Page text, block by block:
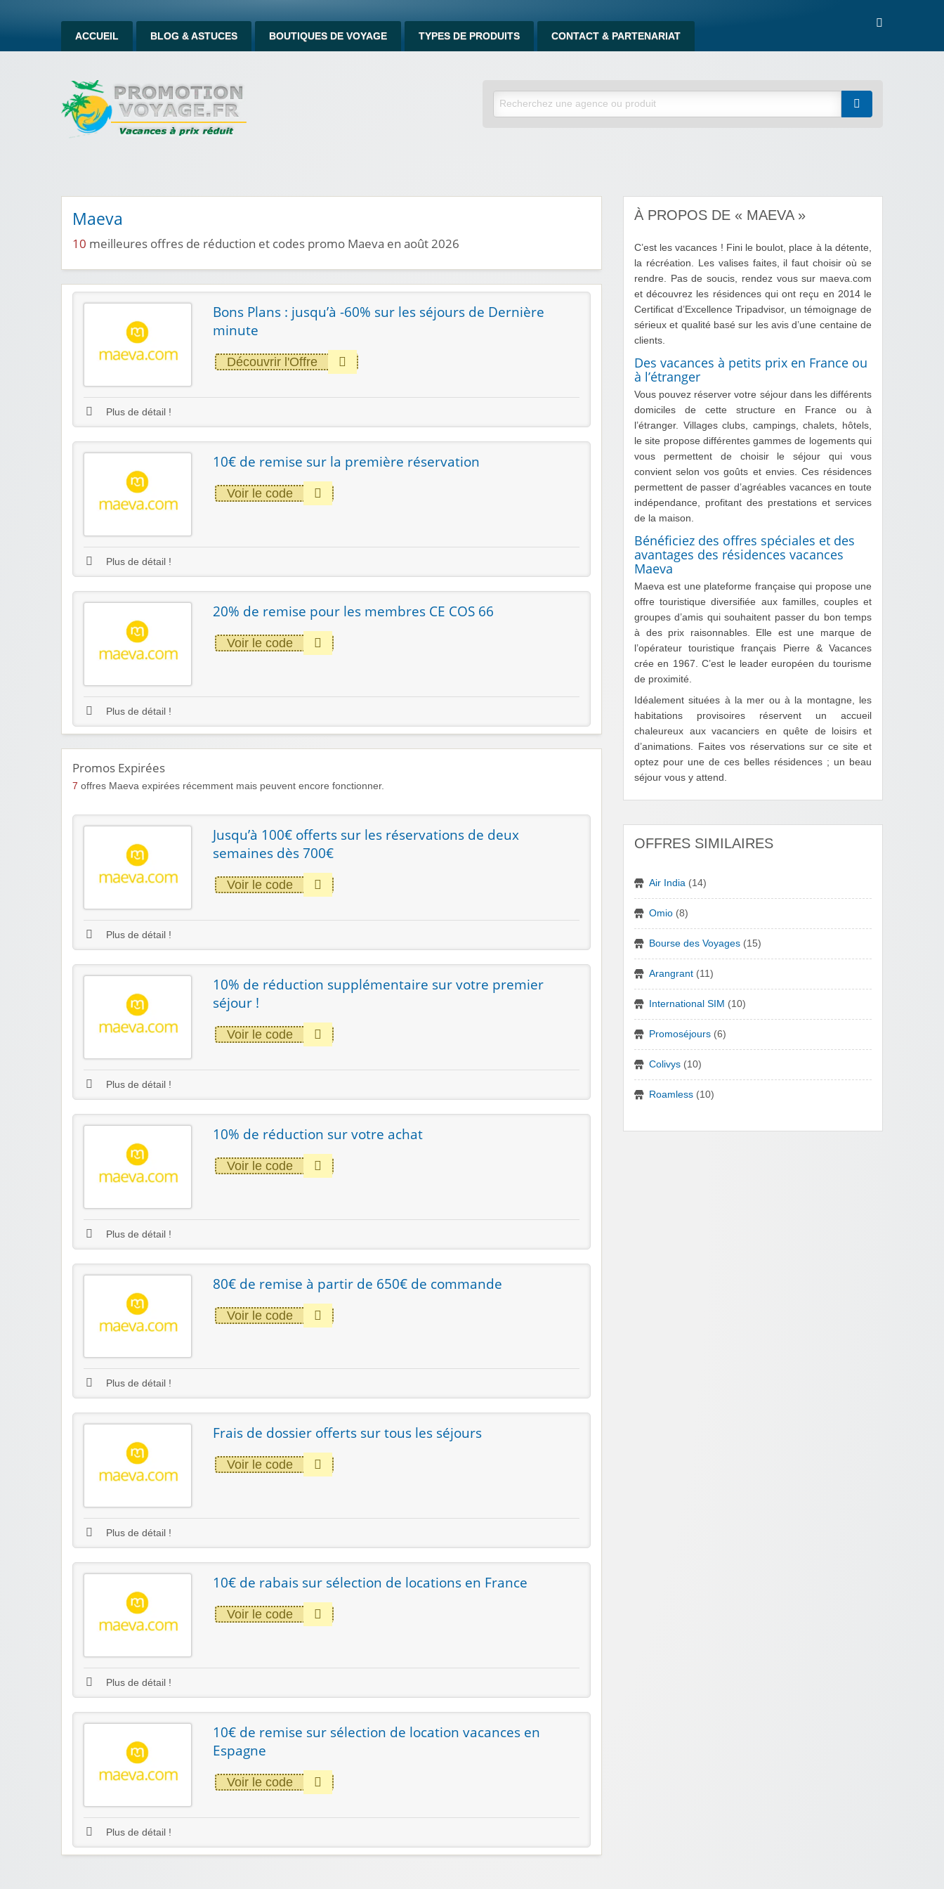
ACCUEIL BLOG & ASTUCES BOUTIQUES DE VOYAGE TYPES DE PRODUITS CONTACT & PARTENARIAT
Maeva
10 meilleures offres de réduction et codes promo Maeva en août 2026
Bons Plans : jusqu’à -60% sur les séjours de Dernière
minute
Découvrir l'Offre
Plus de détail !
10€ de remise sur la première réservation
Voir le code
Plus de détail !
20% de remise pour les membres CE COS 66
Voir le code
Plus de détail !
Promos Expirées
7 offres Maeva expirées récemment mais peuvent encore fonctionner.
Jusqu’à 100€ offerts sur les réservations de deux
semaines dès 700€
Voir le code
Plus de détail !
10% de réduction supplémentaire sur votre premier
séjour !
Voir le code
Plus de détail !
10% de réduction sur votre achat
Voir le code
Plus de détail !
80€ de remise à partir de 650€ de commande
Voir le code
Plus de détail !
Frais de dossier offerts sur tous les séjours
Voir le code
Plus de détail !
10€ de rabais sur sélection de locations en France
Voir le code
Plus de détail !
10€ de remise sur sélection de location vacances en
Espagne
Voir le code
Plus de détail !
À PROPOS DE « MAEVA »
C’est les vacances ! Fini le boulot, place à la détente,
la récréation. Les valises faites, il faut choisir où se
rendre. Pas de soucis, rendez vous sur maeva.com
et découvrez les résidences qui ont reçu en 2014 le
Certificat d’Excellence Tripadvisor, un témoignage de
sérieux et qualité basé sur les avis d’une centaine de
clients.
Des vacances à petits prix en France ou
à l’étranger
Vous pouvez réserver votre séjour dans les différents
domiciles de cette structure en France ou à
l’étranger. Villages clubs, campings, chalets, hôtels,
le site propose différentes gammes de logements qui
vous permettent de choisir le séjour qui vous
convient selon vos goûts et envies. Ces résidences
permettent de passer d’agréables vacances en toute
indépendance, profitant des prestations et services
de la maison.
Bénéficiez des offres spéciales et des
avantages des résidences vacances
Maeva
Maeva est une plateforme française qui propose une
offre touristique diversifiée aux familles, couples et
groupes d’amis qui souhaitent passer du bon temps
à des prix raisonnables. Elle est une marque de
l’opérateur touristique français Pierre & Vacances
crée en 1967. C’est le leader européen du tourisme
de proximité.
Idéalement situées à la mer ou à la montagne, les
habitations provisoires réservent un accueil
chaleureux aux vacanciers en quête de loisirs et
d’animations. Faites vos réservations sur ce site et
optez pour une de ces belles résidences ; un beau
séjour vous y attend.
OFFRES SIMILAIRES
Air India (14)
Omio (8)
Bourse des Voyages (15)
Arangrant (11)
International SIM (10)
Promoséjours (6)
Colivys (10)
Roamless (10)